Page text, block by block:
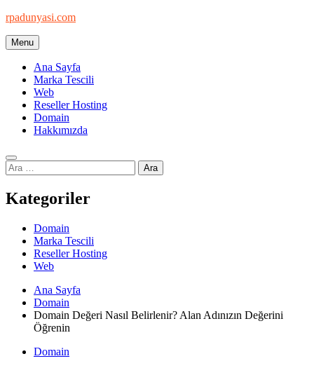
Skip
content
rpadunyasi.com
"Webin Kalbinde: Marka Tescili ve Hosting Çözümleri!
Menu
Ana Sayfa
Marka Tescili
Web
Reseller Hosting
Domain
Hakkımızda
Arama:
Kategoriler
Domain
Marka Tescili
Reseller Hosting
Web
Ana Sayfa
Domain
Domain Değeri Nasıl Belirlenir? Alan Adınızın Değerini
Öğrenin
Domain